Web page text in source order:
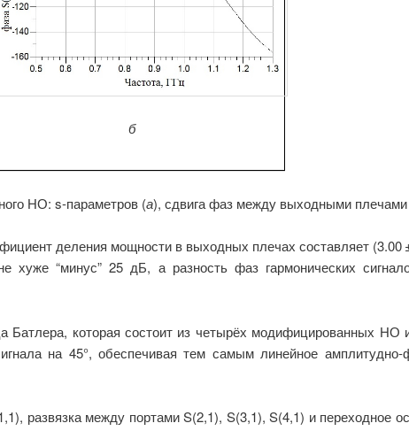
б
НО: s-параметров (а), сдвига фаз между выходными
деления мощности в выходных плечах составляет (3.00
хуже “минус” 25 дБ, а разность фаз гармонических
Батлера, которая состоит из четырёх модифицированных НО
на 45°, обеспечивая тем самым линейное
развязка между портами S(2,1), S(3,1), S(4,1) и переходное